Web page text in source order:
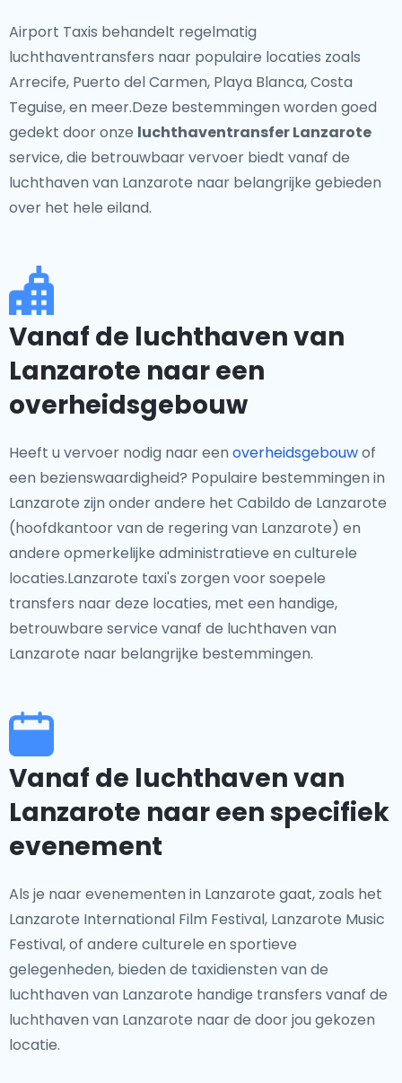
Airport Taxis behandelt regelmatig
luchthaventransfers naar populaire locaties zoals
Arrecife, Puerto del Carmen, Playa Blanca, Costa
Teguise, en meer.Deze bestemmingen worden goed
gedekt door onze luchthaventransfer Lanzarote
service, die betrouwbaar vervoer biedt vanaf de
luchthaven van Lanzarote naar belangrijke gebieden
over het hele eiland.
Vanaf de luchthaven van
Lanzarote naar een
overheidsgebouw
Heeft u vervoer nodig naar een overheidsgebouwof
een bezienswaardigheid? Populaire bestemmingen in
Lanzarote zijn onder andere het Cabildo de Lanzarote
(hoofdkantoor van de regering van Lanzarote) en
andere opmerkelijke administratieve en culturele
locaties.Lanzarote taxi's zorgen voor soepele
transfers naar deze locaties, met een handige,
betrouwbare service vanaf de luchthaven van
Lanzarote naar belangrijke bestemmingen.
Vanaf de luchthaven van
Lanzarote naar een specifiek
evenement
Als je naar evenementen in Lanzarote gaat, zoals het
Lanzarote International Film Festival, Lanzarote Music
Festival, of andere culturele en sportieve
gelegenheden, bieden de taxidiensten van de
luchthaven van Lanzarote handige transfers vanaf de
luchthaven van Lanzarote naar de door jou gekozen
locatie.